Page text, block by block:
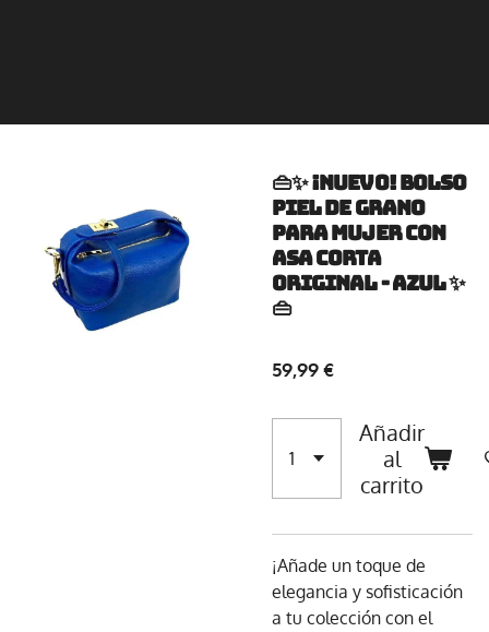
👜✨ ¡Nuevo! Bolso
Piel de Grano
para Mujer con
Asa Corta
Original - Azul ✨
👜
59,99 €
Añadir
al
carrito
¡Añade un toque de
elegancia y sofisticación
a tu colección con el